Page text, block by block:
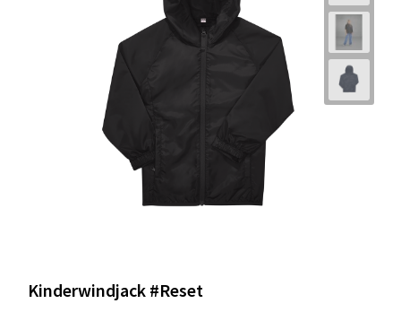
Kinderwindjack #Reset